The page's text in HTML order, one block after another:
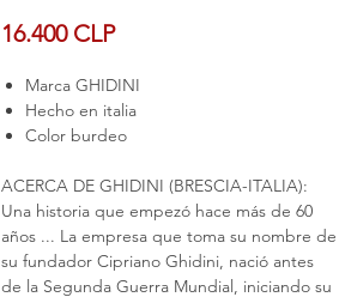
16.400 CLPPrecio
Marca GHIDINI
Hecho en italia
Color burdeo
ACERCA DE GHIDINI (BRESCIA-ITALIA):
Una historia que empezó hace más de 60
años ... La empresa que toma su nombre de
su fundador Cipriano Ghidini, nació antes
de la Segunda Guerra Mundial, iniciando su